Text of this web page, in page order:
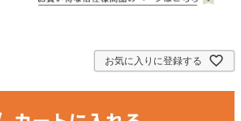
お気に入りに登録する